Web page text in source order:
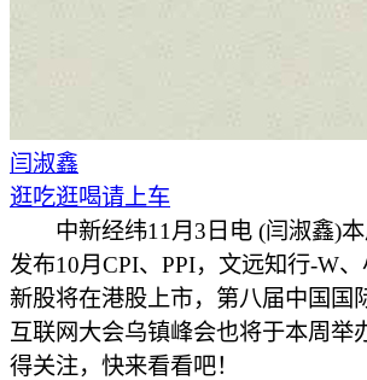
闫淑鑫
逛吃逛喝请上车
中新经纬11月3日电 (闫淑鑫)本
发布10月CPI、PPI，文远知行-W
新股将在港股上市，第八届中国国
互联网大会乌镇峰会也将于本周
得关注，快来看看吧！